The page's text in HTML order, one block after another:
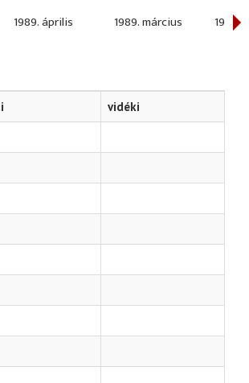
1989. április 1989. március 1989.
vidéki